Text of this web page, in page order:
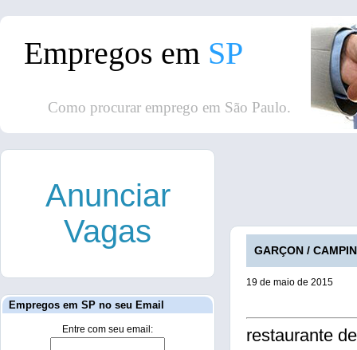
Empregos em SP
Como procurar emprego em São Paulo.
GARÇON /
19 de maio de 2015
restaurante
Anunciar
Vagas
Empregos em SP no seu Email
Entre com seu email: